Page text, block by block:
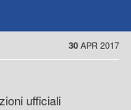
30 APR 2017
ufficiali